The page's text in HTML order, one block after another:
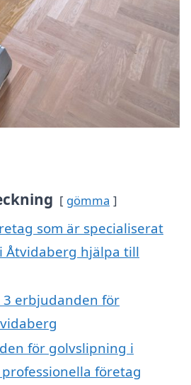
gömma
som är specialiserat
Åtvidaberg hjälpa till
3 erbjudanden för
för golvslipning i
företag